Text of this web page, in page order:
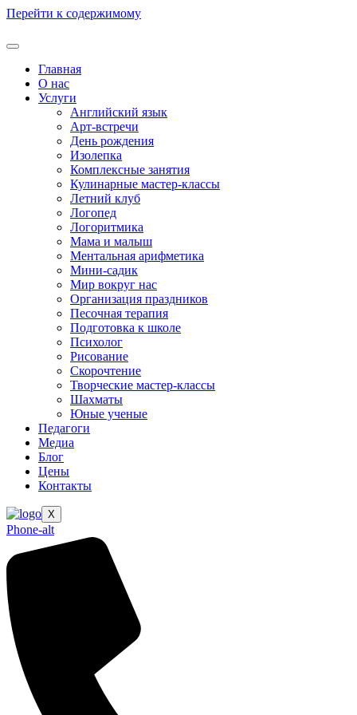
Перейти к содержимому
Главная
О нас
Услуги
Английский язык
Арт-встречи
День рождения
Изолепка
Комплексные занятия
Кулинарные мастер-классы
Летний клуб
Логопед
Логоритмика
Мама и малыш
Ментальная арифметика
Мини-садик
Мир вокруг нас
Организация праздников
Песочная терапия
Подготовка к школе
Психолог
Рисование
Скорочтение
Творческие мастер-классы
Шахматы
Юные ученые
Педагоги
Медиа
Блог
Цены
Контакты
X
Phone-alt